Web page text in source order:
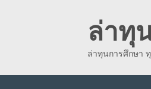
ล่าทุ
ล่าทุนการศึกษา